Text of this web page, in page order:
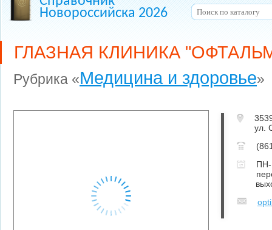
Новороссийска 2026
ГЛАЗНАЯ КЛИНИКА
Рубрика «Медицина и здоровье»
ул.
ПН-